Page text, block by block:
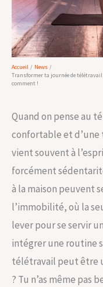
Accueil
News
Transformer ta journée de télétravail
comment !
Quand on pense au
confortable et d’une
vient souvent à
forcément
à la maison peuvent
l’immobilité, où la
lever pour se servir
intégrer une routine
télétravail peut être
? Tu n’as même pas